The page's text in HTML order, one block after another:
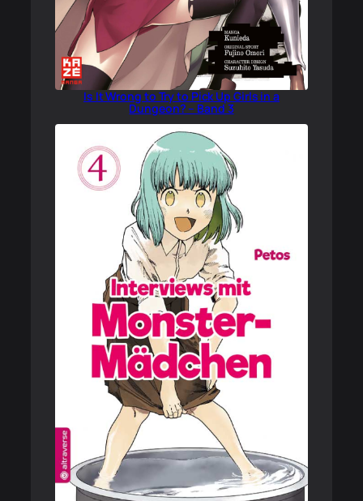
Is It Wrong to Try to Pick Up Girls in a
Dungeon? – Band 3